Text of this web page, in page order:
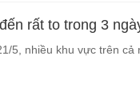
rất to trong 3
5, nhiều khu vực trên cả